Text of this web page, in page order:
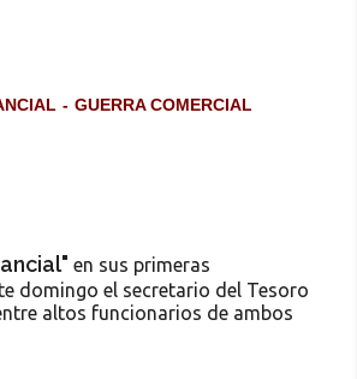
GUERRA COMERCIAL
en sus primeras
domingo el secretario del Tesoro
altos funcionarios de ambos